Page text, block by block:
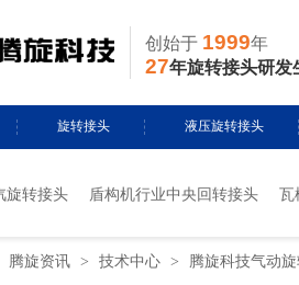
创始于 1999年
27年旋转接头研发
旋转接头
水用旋转接头
导热油旋转接头
液压旋转接头
风电液压滑环
多通路旋转接头定
旋转接头 盾构机行业中央回转接头 瓦
腾旋资讯 > 技术中心 > 腾旋科技气动